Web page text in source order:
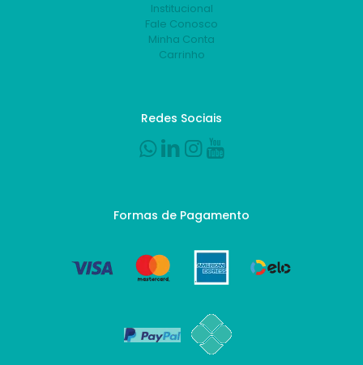
Institucional
Fale Conosco
Minha Conta
Carrinho
Redes Sociais
Formas de Pagamento